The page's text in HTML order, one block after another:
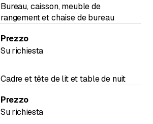
Bureau, caisson, meuble de
rangement et chaise de bureau
Cadre et tête de lit et table de nuit
Prezzo
Su richiesta
Prezzo
Su richiesta